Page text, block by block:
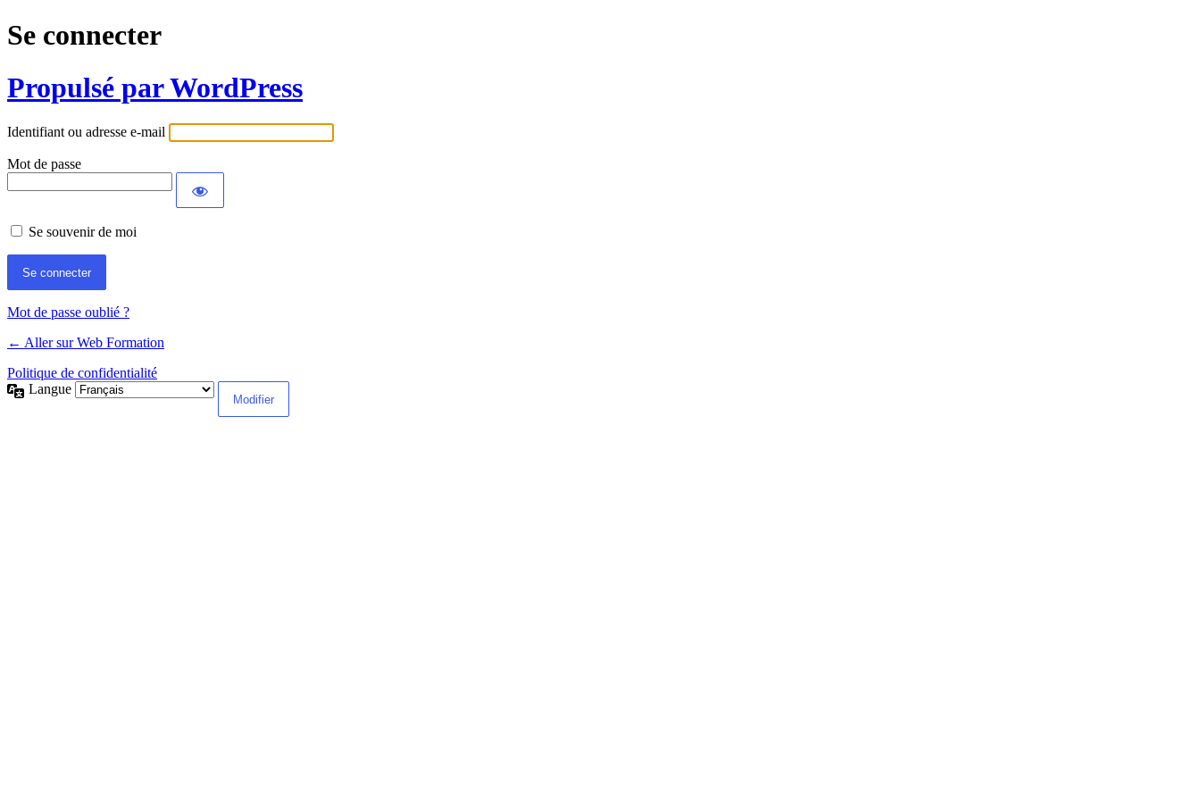
Se connecter
Propulsé par WordPress
Identifiant ou adresse e-mail
Mot de passe
Se souvenir de moi
Mot de passe oublié ?
← Aller sur Web Formation
Politique de confidentialité
Langue